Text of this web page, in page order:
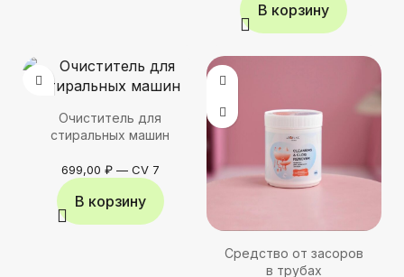
В корзину
Очиститель для
стиральных машин
699,00 ₽— CV 7
В корзину
Средство от засоров
в трубах